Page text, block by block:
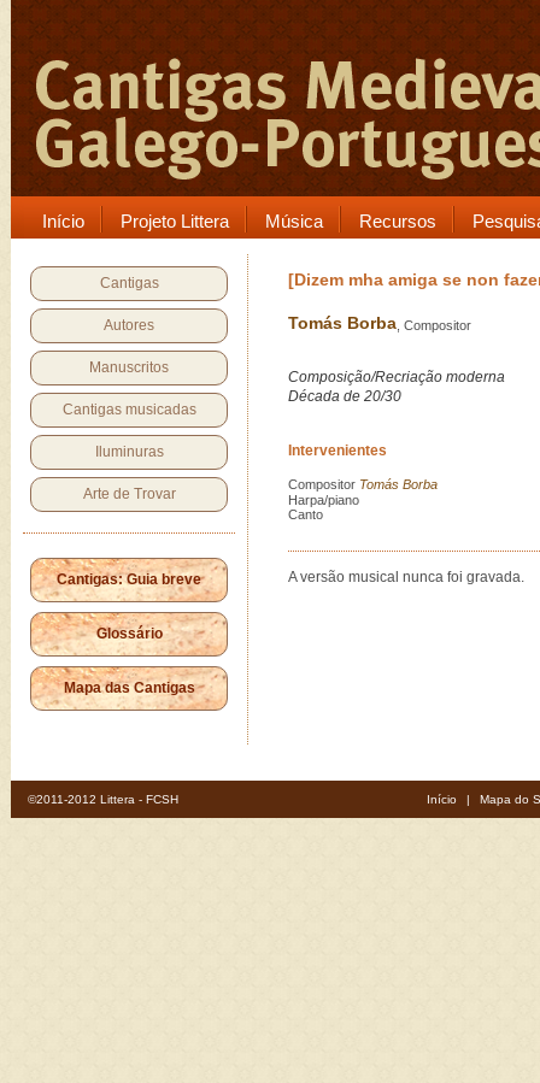
Início Projeto Littera Música Recursos
Cantigas
Autores
Manuscritos
Cantigas musicadas
Iluminuras
Arte de Trovar
Cantigas: Guia breve
Glossário
Mapa das Cantigas
[Dizem mha amiga se non
Tomás Borba , Compositor
Composição/Recriação moderna
Década de 20/30
Intervenientes
Compositor Tomás Borba
Harpa/piano
Canto
A versão musical nunca foi gravada.
©2011-2012 Littera - FCSH Início | Mapa do